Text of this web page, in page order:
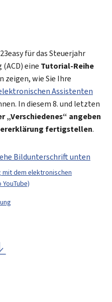
easyfür das Steuerjahr
eine Tutorial-Reihe
zeigen, wie Sie Ihre
Assistenten
In diesem 8. und letzten
„Verschiedenes“ angeben
fertigstellen.
mit dem elektronischen